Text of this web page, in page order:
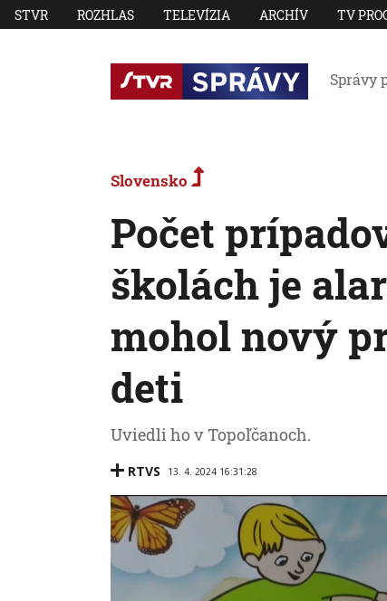
STVR ROZHLAS TELEVÍZIA ARCHÍV TV
Správy
Slovensko
Počet
školách je
mohol nový
deti
Uviedli ho v Topoľčanoch.
RTVS 13. 4. 2024 16:31:28